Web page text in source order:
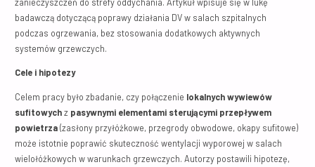
badawczą dotyczącą poprawy działania DV w salach szpitalnych
podczas ogrzewania, bez stosowania dodatkowych aktywnych
systemów grzewczych.
Cele i hipotezy
Celem pracy było zbadanie, czy połączenie lokalnych wywiewów
sufitowychz pasywnymi elementami sterującymi przepływem
powietrza(zasłony przyłóżkowe, przegrody obwodowe, okapy sufitowe)
może istotnie poprawić skuteczność wentylacji wyporowej w salach
wielołóżkowych w warunkach grzewczych. Autorzy postawili hipotezę,